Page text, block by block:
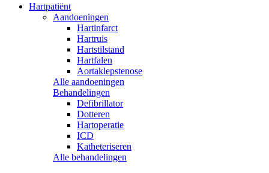
Hartpatiënt
Aandoeningen
Hartinfarct
Hartruis
Hartstilstand
Hartfalen
Aortaklepstenose
Alle aandoeningen
Behandelingen
Defibrillator
Dotteren
Hartoperatie
ICD
Katheteriseren
Alle behandelingen